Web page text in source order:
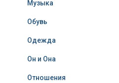
Музыка
Обувь
Одежда
Он и Она
Отношения